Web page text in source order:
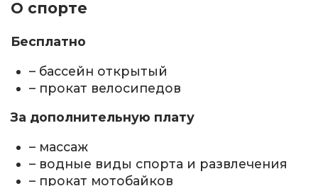
О спорте
Бесплатно
– бассейн открытый
– прокат велосипедов
За дополнительную плату
– массаж
– водные виды спорта и развлечения
– прокат мотобайков